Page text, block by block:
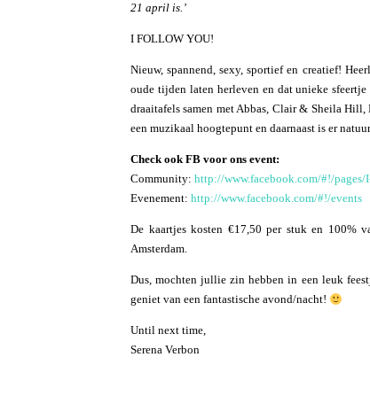
21 april is.’
I FOLLOW YOU!
Nieuw, spannend, sexy, sportief en creatief!
oude tijden laten herleven en dat unieke
draaitafels samen met Abbas, Clair & Sheila
een muzikaal hoogtepunt en daarnaast is er
Check ook FB voor ons event:
Community: http://www.facebook.com/#!/pages/
Evenement: http://www.facebook.com/#!/events
De kaartjes kosten €17,50 per stuk en 100%
Amsterdam.
Dus, mochten jullie zin hebben in een leuk
geniet van een fantastische avond/nacht!
Until next time,
Serena Verbon